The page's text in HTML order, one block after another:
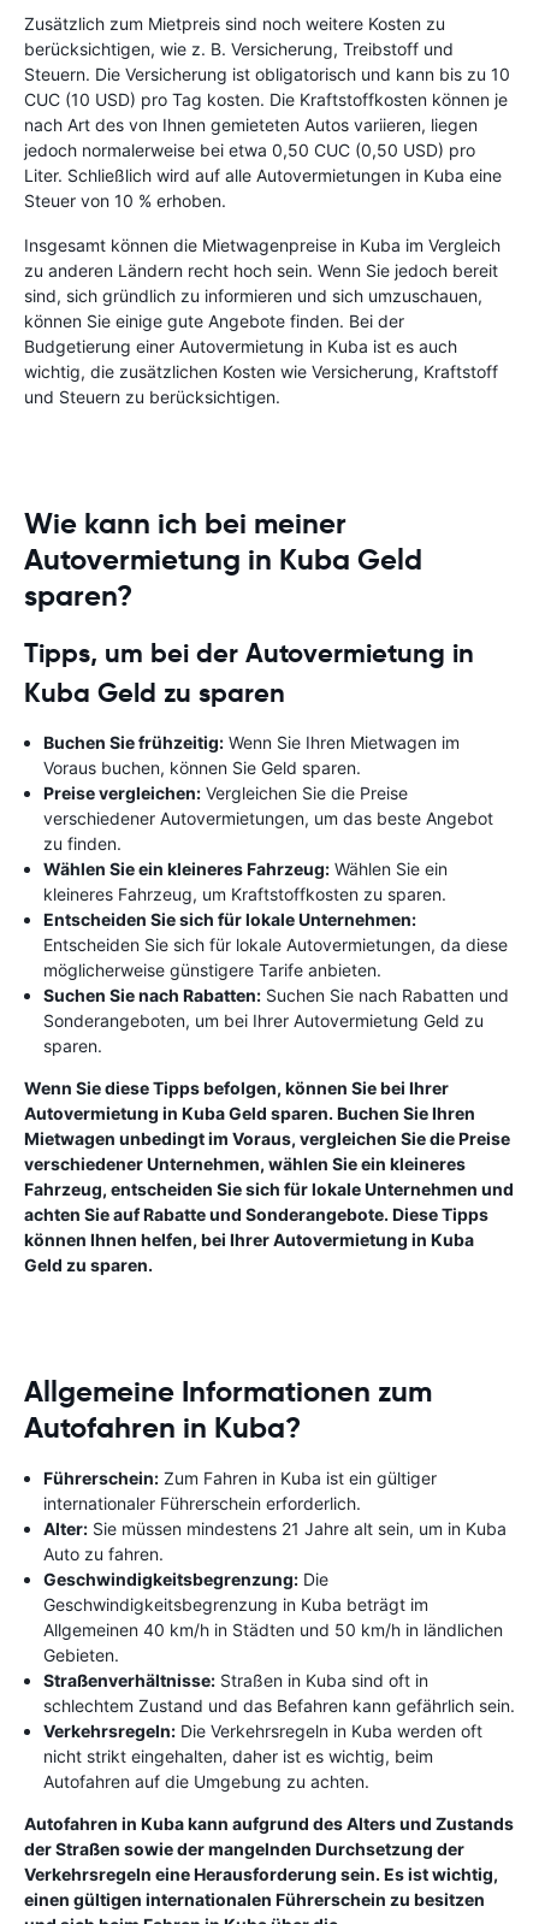
Zusätzlich zum Mietpreis sind noch weitere Kosten zu
berücksichtigen, wie z. B. Versicherung, Treibstoff und
Steuern. Die Versicherung ist obligatorisch und kann bis zu 10
CUC (10 USD) pro Tag kosten. Die Kraftstoffkosten können je
nach Art des von Ihnen gemieteten Autos variieren, liegen
jedoch normalerweise bei etwa 0,50 CUC (0,50 USD) pro
Liter. Schließlich wird auf alle Autovermietungen in Kuba eine
Steuer von 10 % erhoben.
Insgesamt können die Mietwagenpreise in Kuba im Vergleich
zu anderen Ländern recht hoch sein. Wenn Sie jedoch bereit
sind, sich gründlich zu informieren und sich umzuschauen,
können Sie einige gute Angebote finden. Bei der
Budgetierung einer Autovermietung in Kuba ist es auch
wichtig, die zusätzlichen Kosten wie Versicherung, Kraftstoff
und Steuern zu berücksichtigen.
Wie kann ich bei meiner
Autovermietung in Kuba Geld
sparen?
Tipps, um bei der Autovermietung in
Kuba Geld zu sparen
Buchen Sie frühzeitig: Wenn Sie Ihren Mietwagen im
Voraus buchen, können Sie Geld sparen.
Preise vergleichen: Vergleichen Sie die Preise
verschiedener Autovermietungen, um das beste Angebot
zu finden.
Wählen Sie ein kleineres Fahrzeug: Wählen Sie ein
kleineres Fahrzeug, um Kraftstoffkosten zu sparen.
Entscheiden Sie sich für lokale Unternehmen:
Entscheiden Sie sich für lokale Autovermietungen, da diese
möglicherweise günstigere Tarife anbieten.
Suchen Sie nach Rabatten: Suchen Sie nach Rabatten und
Sonderangeboten, um bei Ihrer Autovermietung Geld zu
sparen.
Wenn Sie diese Tipps befolgen, können Sie bei Ihrer
Autovermietung in Kuba Geld sparen. Buchen Sie Ihren
Mietwagen unbedingt im Voraus, vergleichen Sie die Preise
verschiedener Unternehmen, wählen Sie ein kleineres
Fahrzeug, entscheiden Sie sich für lokale Unternehmen und
achten Sie auf Rabatte und Sonderangebote. Diese Tipps
können Ihnen helfen, bei Ihrer Autovermietung in Kuba
Geld zu sparen.
Allgemeine Informationen zum
Autofahren in Kuba?
Führerschein: Zum Fahren in Kuba ist ein gültiger
internationaler Führerschein erforderlich.
Alter: Sie müssen mindestens 21 Jahre alt sein, um in Kuba
Auto zu fahren.
Geschwindigkeitsbegrenzung: Die
Geschwindigkeitsbegrenzung in Kuba beträgt im
Allgemeinen 40 km/h in Städten und 50 km/h in ländlichen
Gebieten.
Straßenverhältnisse: Straßen in Kuba sind oft in
schlechtem Zustand und das Befahren kann gefährlich sein.
Verkehrsregeln: Die Verkehrsregeln in Kuba werden oft
nicht strikt eingehalten, daher ist es wichtig, beim
Autofahren auf die Umgebung zu achten.
Autofahren in Kuba kann aufgrund des Alters und Zustands
der Straßen sowie der mangelnden Durchsetzung der
Verkehrsregeln eine Herausforderung sein. Es ist wichtig,
einen gültigen internationalen Führerschein zu besitzen